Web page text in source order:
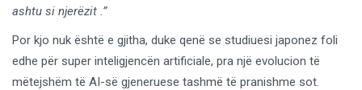
ashtu si njerëzit .”
Por kjo nuk është e gjitha, duke qenë se studiuesi japonez foli
edhe për super inteligjencën artificiale, pra një evolucion të
mëtejshëm të AI-së gjeneruese tashmë të pranishme sot.